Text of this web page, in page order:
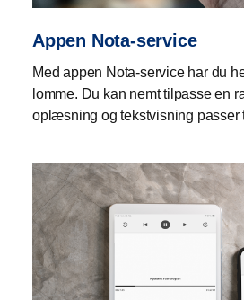
Appen Nota-service
Med appen Nota-service har du
lomme. Du kan nemt tilpasse en
oplæsning og tekstvisning